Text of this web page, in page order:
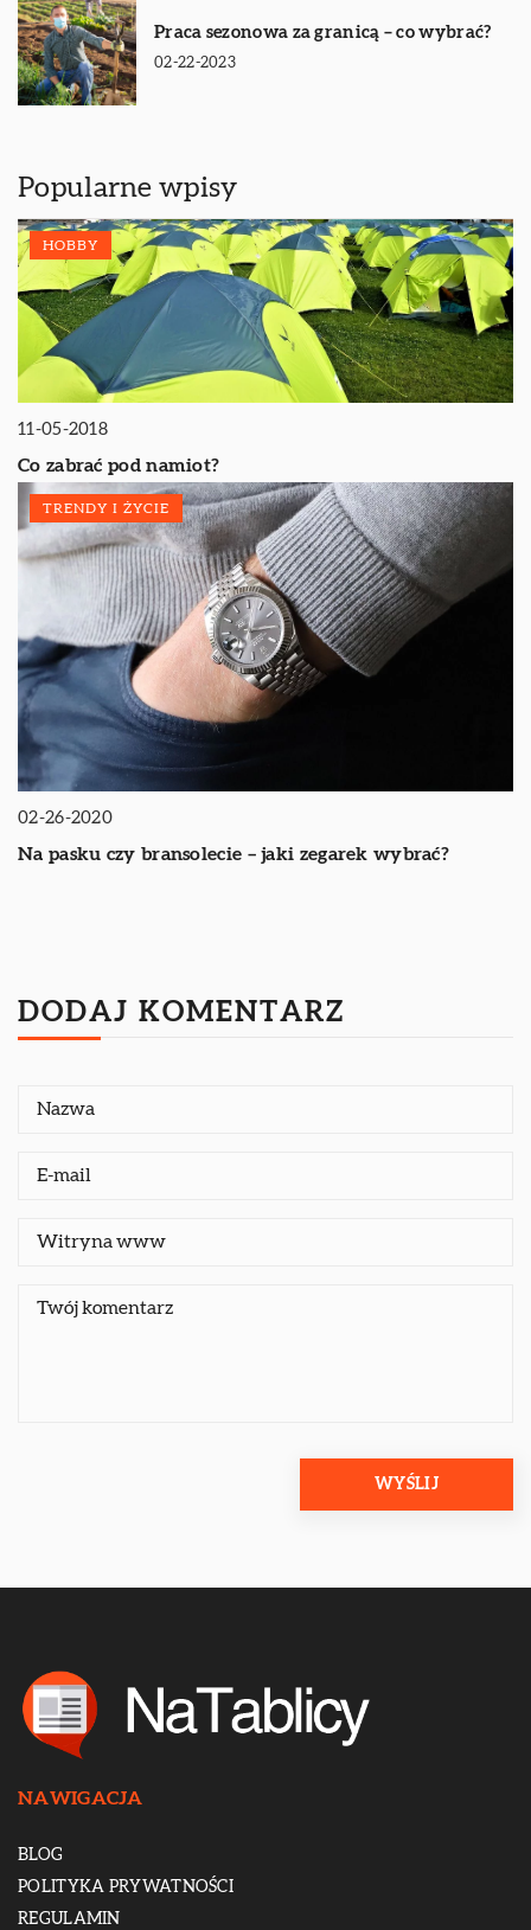
Praca sezonowa za granicą – co wybrać?
02-22-2023
Popularne wpisy
HOBBY
11-05-2018
Co zabrać pod namiot?
TRENDY I ŻYCIE
02-26-2020
Na pasku czy bransolecie – jaki zegarek wybrać?
DODAJ KOMENTARZ
NAWIGACJA
BLOG
POLITYKA PRYWATNOŚCI
REGULAMIN